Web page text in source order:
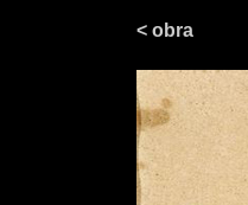
< obra